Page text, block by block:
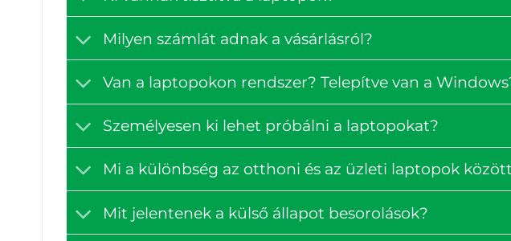
Milyen számlát adnak a vásárlásról?
Van a laptopokon rendszer? Telepítve van a
Személyesen ki lehet próbálni a laptopokat?
Mi a különbség az otthoni és az üzleti laptopok
Mit jelentenek a külső állapot besorolások?